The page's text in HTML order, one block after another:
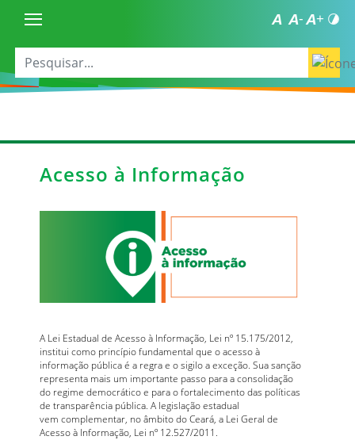
Acesso à Informação
A Lei Estadual de Acesso à Informação, Lei nº 15.175/2012,
institui como princípio fundamental que o acesso à
informação pública é a regra e o sigilo a exceção. Sua sanção
representa mais um importante passo para a consolidação
do regime democrático e para o fortalecimento das políticas
de transparência pública. A legislação estadual
vem complementar, no âmbito do Ceará, a Lei Geral de
Acesso à Informação, Lei nº 12.527/2011.